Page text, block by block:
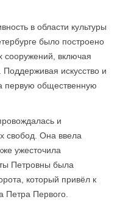
в области культуры
было построено
сооружений, включая
искусство и
первую общественную
и
свобод. Она ввела
ужесточила
Петровны была
который привёл к
Петра Первого.